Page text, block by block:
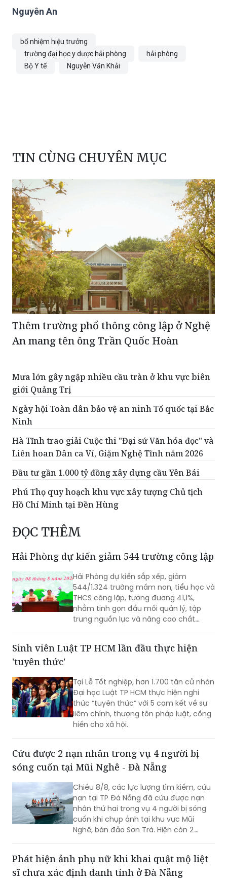
Nguyên An
bổ nhiệm hiệu trưởng
trường đại học y dược hải phòng
hải phòng
Bộ Y tế
Nguyễn Văn Khải
TIN CÙNG CHUYÊN MỤC
Thêm trường phổ thông công lập ở Nghệ
An mang tên ông Trần Quốc Hoàn
Mưa lớn gây ngập nhiều cầu tràn ở khu vực biên
giới Quảng Trị
Ngày hội Toàn dân bảo vệ an ninh Tổ quốc tại Bắc
Ninh
Hà Tĩnh trao giải Cuộc thi "Đại sứ Văn hóa đọc" và
Liên hoan Dân ca Ví, Giặm Nghệ Tĩnh năm 2026
Đầu tư gần 1.000 tỷ đồng xây dựng cầu Yên Bái
Phú Thọ quy hoạch khu vực xây tượng Chủ tịch
Hồ Chí Minh tại Đền Hùng
ĐỌC THÊM
Hải Phòng dự kiến giảm 544 trường công lập
Hải Phòng dự kiến sắp xếp, giảm
544/1.324 trường mầm non, tiểu học và
THCS công lập, tương đương 41,1%,
nhằm tinh gọn đầu mối quản lý, tập
trung nguồn lực và nâng cao chất
Sinh viên Luật TP HCM lần đầu thực hiện
'tuyên thức'
Tại Lễ Tốt nghiệp, hơn 1.700 tân cử nhân
Đại học Luật TP HCM thực hiện nghi
thức “tuyên thức” với 5 cam kết về sự
liêm chính, thượng tôn pháp luật, cống
hiến cho xã hội.
Cứu được 2 nạn nhân trong vụ 4 người bị
sóng cuốn tại Mũi Nghê - Đà Nẵng
Chiều 8/8, các lực lượng tìm kiếm, cứu
nạn tại TP Đà Nẵng đã cứu được nạn
nhân thứ hai trong vụ 4 người bị sóng
cuốn khi chụp ảnh tại khu vực Mũi
Nghê, bán đảo Sơn Trà. Hiện còn 2
Phát hiện ảnh phụ nữ khi khai quật mộ liệt
sĩ chưa xác định danh tính ở Đà Nẵng